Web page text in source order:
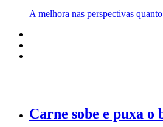
A melhora nas perspectivas
Carne sobe e puxa o